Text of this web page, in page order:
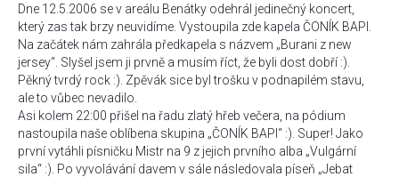
Dne 12.5.2006 se v areálu Benátky odehrál jedinečný koncert,
který zas tak brzy neuvidíme. Vystoupila zde kapela ČONÍK BAPI.
Na začátek nám zahrála předkapela s názvem „Burani z new
jersey“. Slyšel jsem ji prvně a musím říct, že byli dost dobří :).
Pěkný tvrdý rock :). Zpěvák sice byl trošku v podnapilém stavu,
ale to vůbec nevadilo.
Asi kolem 22:00 přišel na řadu zlatý hřeb večera, na pódium
nastoupila naše oblíbena skupina „ČONÍK BAPI“ :). Super! Jako
první vytáhli písničku Mistr na 9 z jejich prvního alba „Vulgární
sila“ :). Po vyvolávání davem v sále následovala píseň „Jebat